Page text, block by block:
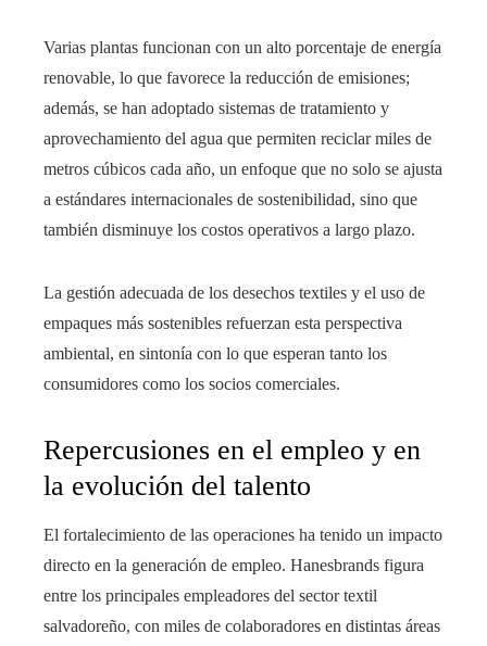
Varias plantas funcionan con un alto porcentaje de energía
renovable, lo que favorece la reducción de emisiones;
además, se han adoptado sistemas de tratamiento y
aprovechamiento del agua que permiten reciclar miles de
metros cúbicos cada año, un enfoque que no solo se ajusta
a estándares internacionales de sostenibilidad, sino que
también disminuye los costos operativos a largo plazo.
La gestión adecuada de los desechos textiles y el uso de
empaques más sostenibles refuerzan esta perspectiva
ambiental, en sintonía con lo que esperan tanto los
consumidores como los socios comerciales.
Repercusiones en el empleo y en
la evolución del talento
El fortalecimiento de las operaciones ha tenido un impacto
directo en la generación de empleo. Hanesbrands figura
entre los principales empleadores del sector textil
salvadoreño, con miles de colaboradores en distintas áreas